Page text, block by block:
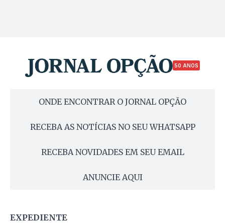
50 ANOS
ONDE ENCONTRAR O JORNAL OPÇÃO
RECEBA AS NOTÍCIAS NO SEU WHATSAPP
RECEBA NOVIDADES EM SEU EMAIL
ANUNCIE AQUI
EXPEDIENTE